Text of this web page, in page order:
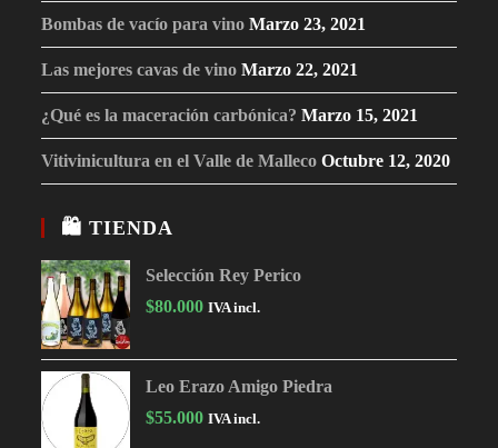
Bombas de vacío para vino Marzo 23, 2021
Las mejores cavas de vino Marzo 22, 2021
¿Qué es la maceración carbónica? Marzo 15, 2021
Vitivinicultura en el Valle de Malleco Octubre 12, 2020
🛍 TIENDA
Selección Rey Perico
$80.000 IVA incl.
Leo Erazo Amigo Piedra
$55.000 IVA incl.